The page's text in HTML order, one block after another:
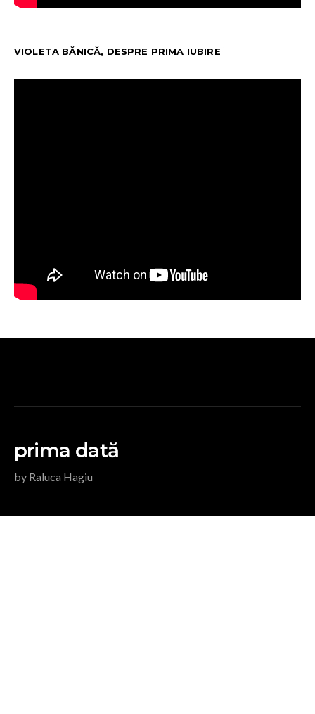
VIOLETA BĂNICĂ, DESPRE PRIMA IUBIRE
prima dată
by Raluca Hagiu